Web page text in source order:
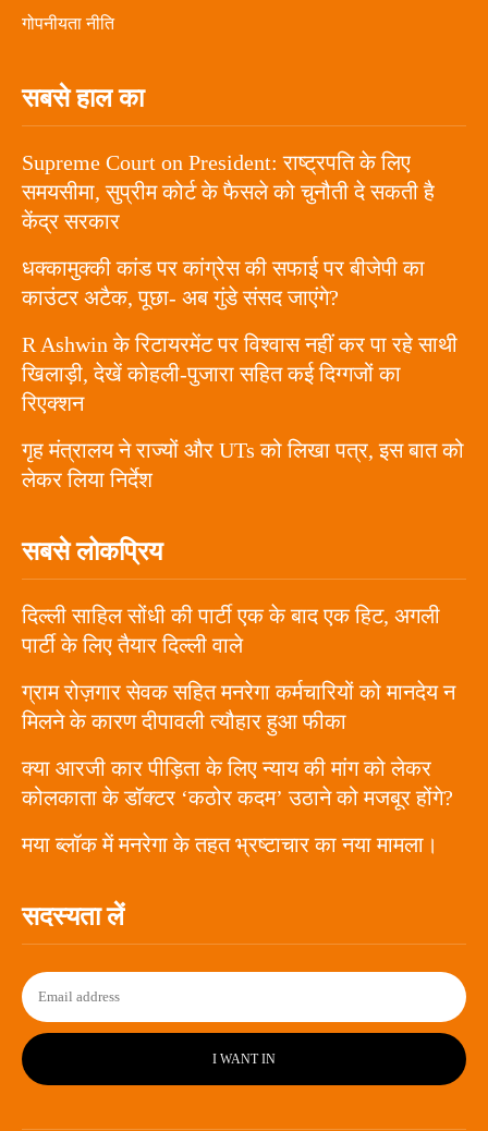
गोपनीयता नीति
सबसे हाल का
Supreme Court on President: राष्ट्रपति के लिए
समयसीमा, सुप्रीम कोर्ट के फैसले को चुनौती दे सकती है
केंद्र सरकार
धक्कामुक्की कांड पर कांग्रेस की सफाई पर बीजेपी का
काउंटर अटैक, पूछा- अब गुंडे संसद जाएंगे?
R Ashwin के रिटायरमेंट पर विश्वास नहीं कर पा रहे साथी
खिलाड़ी, देखें कोहली-पुजारा सहित कई दिग्गजों का
रिएक्शन
गृह मंत्रालय ने राज्यों और UTs को लिखा पत्र, इस बात को
लेकर लिया निर्देश
सबसे लोकप्रिय
दिल्ली साहिल सोंधी की पार्टी एक के बाद एक हिट, अगली
पार्टी के लिए तैयार दिल्ली वाले
ग्राम रोज़गार सेवक सहित मनरेगा कर्मचारियों को मानदेय न
मिलने के कारण दीपावली त्यौहार हुआ फीका
क्या आरजी कार पीड़िता के लिए न्याय की मांग को लेकर
कोलकाता के डॉक्टर ‘कठोर कदम’ उठाने को मजबूर होंगे?
मया ब्लॉक में मनरेगा के तहत भ्रष्टाचार का नया मामला।
सदस्यता लें
I WANT IN